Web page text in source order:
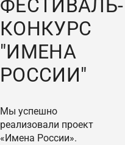
ФЕСТИВАЛЬ-
КОНКУРС
"ИМЕНА
РОССИИ"
Мы успешно
реализовали проект
«Имена России».